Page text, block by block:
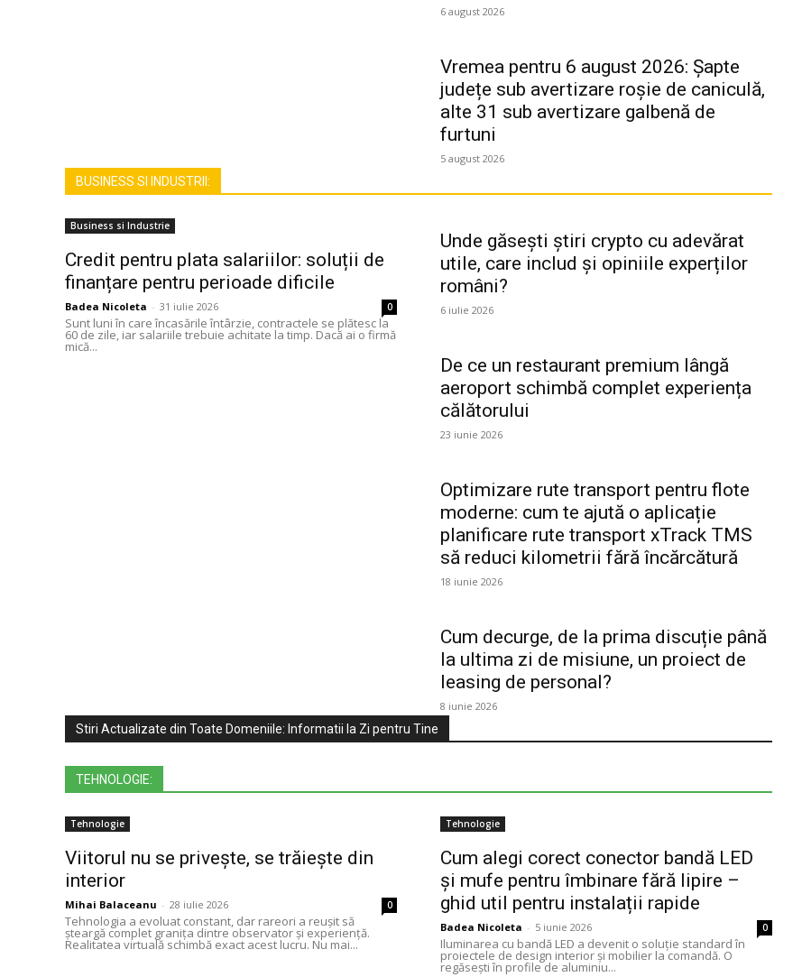
6 august 2026
Vremea pentru 6 august 2026: Șapte
județe sub avertizare roșie de caniculă,
alte 31 sub avertizare galbenă de
furtuni
5 august 2026
BUSINESS SI INDUSTRII:
Business si Industrie
Credit pentru plata salariilor: soluții de
finanțare pentru perioade dificile
Badea Nicoleta - 31 iulie 2026 0
Sunt luni în care încasările întârzie, contractele se plătesc la
60 de zile, iar salariile trebuie achitate la timp. Dacă ai o firmă
mică...
Unde găsești știri crypto cu adevărat
utile, care includ și opiniile experților
români?
6 iulie 2026
De ce un restaurant premium lângă
aeroport schimbă complet experiența
călătorului
23 iunie 2026
Optimizare rute transport pentru flote
moderne: cum te ajută o aplicație
planificare rute transport xTrack TMS
să reduci kilometrii fără încărcătură
18 iunie 2026
Cum decurge, de la prima discuție până
la ultima zi de misiune, un proiect de
leasing de personal?
8 iunie 2026
Stiri Actualizate din Toate Domeniile: Informatii la Zi pentru Tine
TEHNOLOGIE:
Tehnologie
Viitorul nu se privește, se trăiește din
interior
Mihai Balaceanu - 28 iulie 2026 0
Tehnologia a evoluat constant, dar rareori a reușit să
șteargă complet granița dintre observator și experiență.
Realitatea virtuală schimbă exact acest lucru. Nu mai...
Tehnologie
Cum alegi corect conector bandă LED
și mufe pentru îmbinare fără lipire –
ghid util pentru instalații rapide
Badea Nicoleta - 5 iunie 2026 0
Iluminarea cu bandă LED a devenit o soluție standard în
proiectele de design interior și mobilier la comandă. O
regăsești în profile de aluminiu...